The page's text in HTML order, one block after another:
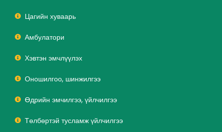
Цагийн хуваарь
Амбулатори
Хэвтэн эмчлүүлэх
Оношилгоо, шинжилгээ
Өдрийн эмчилгээ, үйлчилгээ
Төлбөртэй тусламж үйлчилгээ